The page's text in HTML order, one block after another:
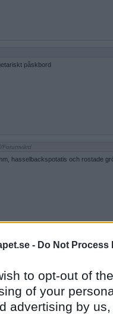
- Do Not Process
to opt-out of
of your
advertising by
påskbord
Forumvärd
hasselbackspotatis och rostade
längre